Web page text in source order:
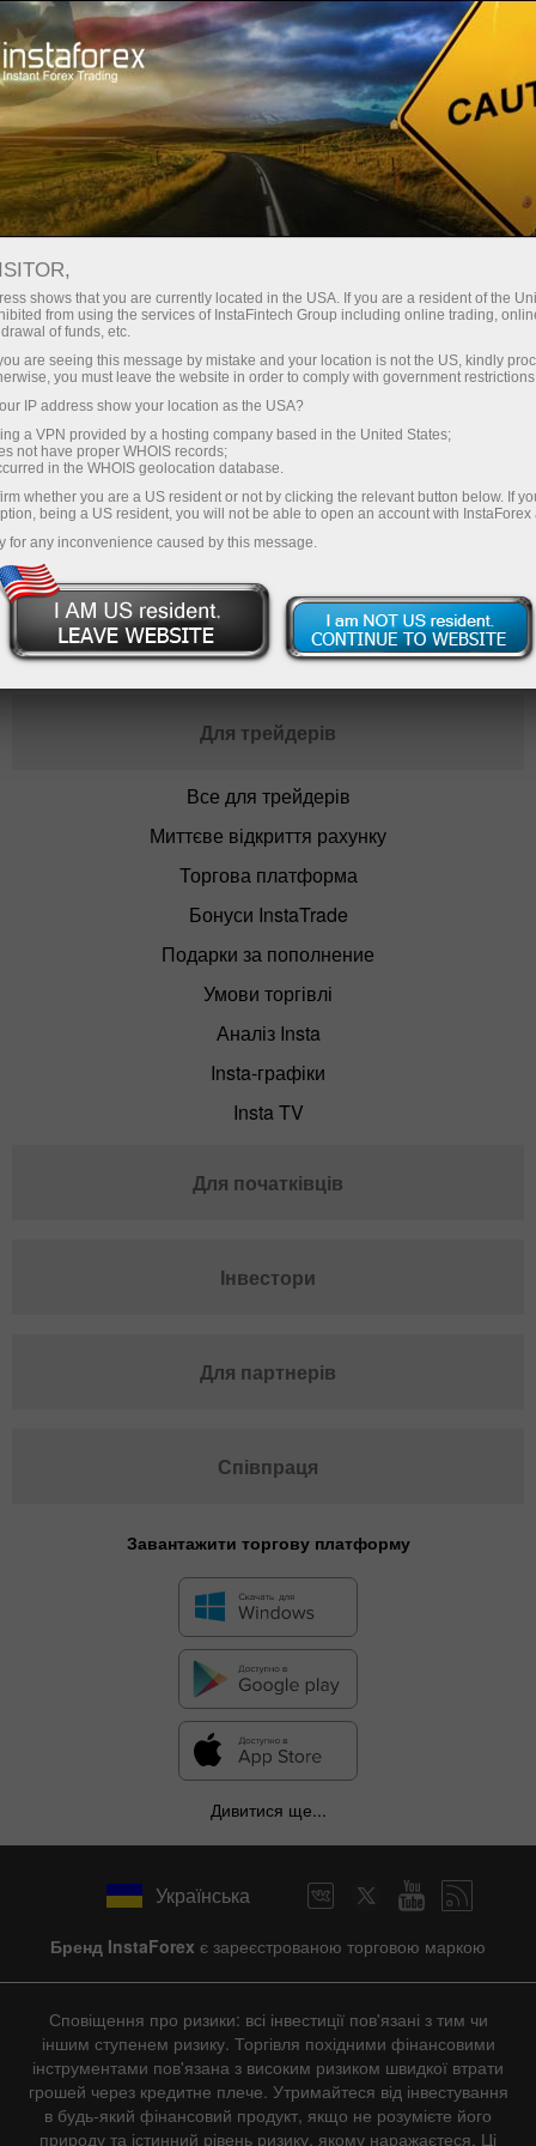
Азії
Найкраща
партнерська
програма 2020
року
Most Innovative
Mobile Trading
Forex Broker Of
The Year на
Expo Abu Dhabi
2025
Відкрити торговий рахунок
Для трейдерів
Все для трейдерів
Миттєве відкриття рахунку
Торгова платформа
Бонуси InstaTrade
Подарки за пополнение
Умови торгівлі
Аналіз Insta
Insta-графіки
Insta TV
Для початківців
Інвестори
Для партнерів
Співпраця
Завантажити торгову платформу
Дивитися ще...
Українська
Бренд InstaForex є зареєстрованою торговою маркою
Сповіщення про ризики: всі інвестиції пов'язані з тим чи
іншим ступенем ризику. Торгівля похідними фінансовими
інструментами пов'язана з високим ризиком швидкої втрати
грошей через кредитне плече. Утримайтеся від інвестування
в будь-який фінансовий продукт, якщо не розумієте його
природу та істинний рівень ризику, якому наражаєтеся. Ці
shows that you are currently located in the USA. If you are a resident of the
from using the services of InstaFintech Group including online trading,
of funds, etc.
are seeing this message by mistake and your location is not the US, kindly
you must leave the website in order to comply with government
IP address show your location as the USA?
a VPN provided by a hosting company based in the United States;
not have proper WHOIS records;
in the WHOIS geolocation database.
whether you are a US resident or not by clicking the relevant button below. If
being a US resident, you will not be able to open an account with InstaForex
for any inconvenience caused by this message.